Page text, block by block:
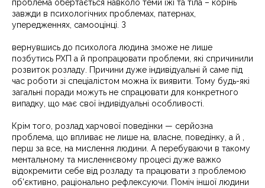
проблема обертається навколо теми їжі та тіла – корінь
завжди в психологічних проблемах, патернах,
упередженнях, самооцінці. З
вернувшись до психолога людина зможе не лише
позбутись РХП а й пропрацювати проблеми, які спричинили
розвиток розладу. Причини дуже індивідуальні й саме під
час роботи зі спеціалістом можна їх виявити. Тому будь-які
загальні поради можуть не спрацювати для конкретного
випадку, що має свої індивідуальні особливості.
Крім того, розлад харчової поведінки — серйозна
проблема, що впливає не лише на, власне, поведінку, а й ,
перш за все, на мислення людини. А перебуваючи в такому
ментальному та мисленнєвому процесі дуже важко
відокремити себе від розладу та працювати з проблемою
об'єктивно, раціонально рефлексуючи. Поміч іншої людини